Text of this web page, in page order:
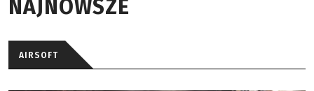
NAJNOWSZE
AIRSOFT